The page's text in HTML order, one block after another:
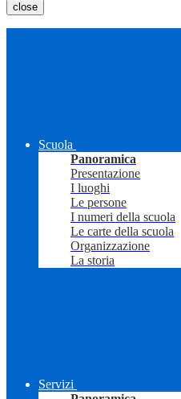
close
Scuola
Panoramica
Presentazione
I luoghi
Le persone
I numeri della scuola
Le carte della scuola
Organizzazione
La storia
Servizi